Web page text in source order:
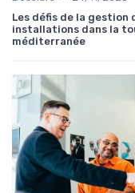
Les défis de la gestion
installations dans la
méditerranée